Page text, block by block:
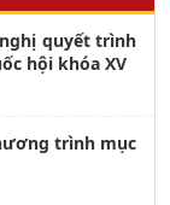
quyết trình
hội khóa XV
trình mục